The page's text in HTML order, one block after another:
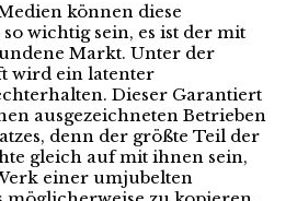
können diese
wichtig sein, es ist der mit
Markt. Unter der
wird ein latenter
Dieser Garantiert
ausgezeichneten Betrieben
denn der größte Teil der
gleich auf mit ihnen sein,
einer umjubelten